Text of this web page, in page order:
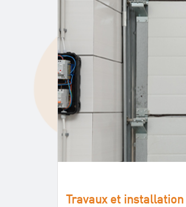
Travaux et